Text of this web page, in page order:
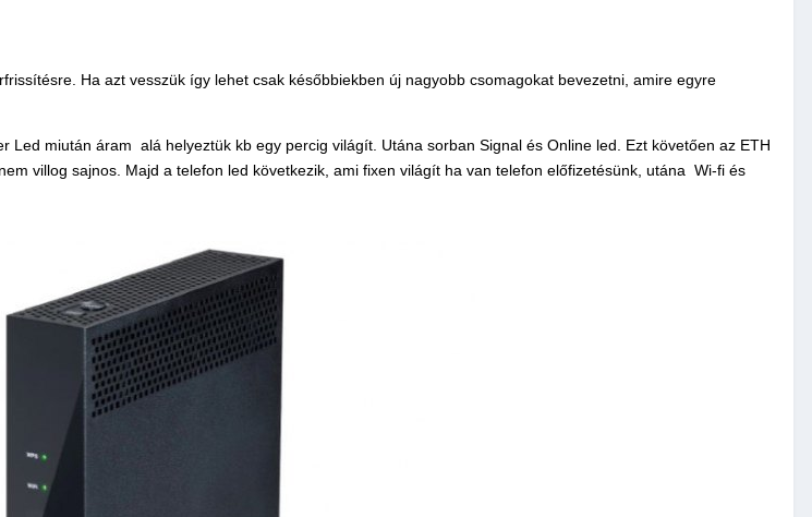
Ha azt vesszük így lehet csak későbbiekben új nagyobb csomagokat bevezetni, amire egyre
miután áram alá helyeztük kb egy percig világít. Utána sorban Signal és Online led. Ezt követően az ETH
villog sajnos. Majd a telefon led következik, ami fixen világít ha van telefon előfizetésünk, utána Wi-fi és